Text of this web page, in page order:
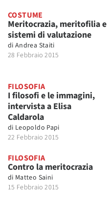
COSTUME
Meritocrazia, meritofilia e
sistemi di valutazione
di Andrea Staiti
28 Febbraio 2015
FILOSOFIA
I filosofi e le immagini,
intervista a Elisa
Caldarola
di Leopoldo Papi
22 Febbraio 2015
FILOSOFIA
Contro la meritocrazia
di Matteo Saini
15 Febbraio 2015